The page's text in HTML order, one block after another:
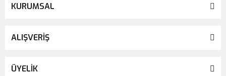
KURUMSAL
ALIŞVERİŞ
ÜYELİK